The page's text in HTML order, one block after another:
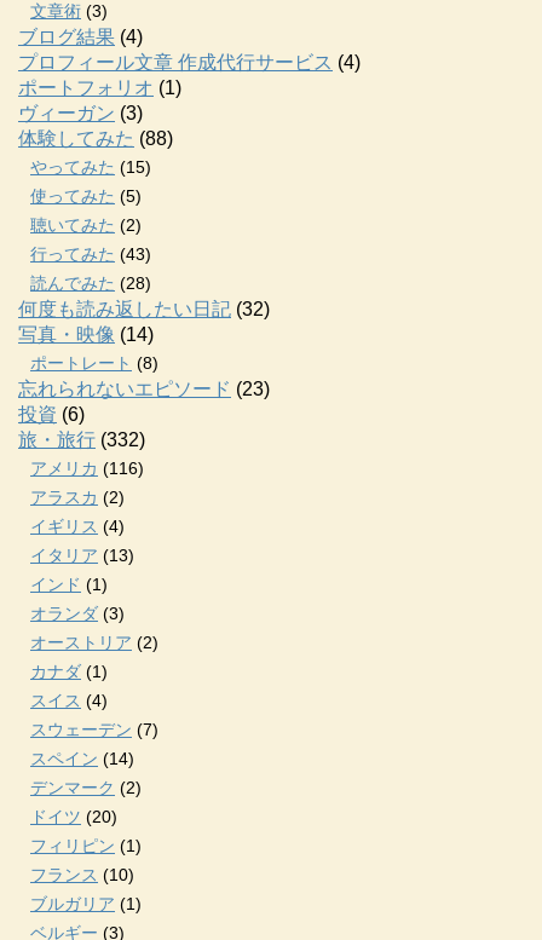
文章術 (3)
ブログ結果 (4)
プロフィール文章 作成代行サービス (4)
ポートフォリオ (1)
ヴィーガン (3)
体験してみた (88)
やってみた (15)
使ってみた (5)
聴いてみた (2)
行ってみた (43)
読んでみた (28)
何度も読み返したい日記 (32)
写真・映像 (14)
ポートレート (8)
忘れられないエピソード (23)
投資 (6)
旅・旅行 (332)
アメリカ (116)
アラスカ (2)
イギリス (4)
イタリア (13)
インド (1)
オランダ (3)
オーストリア (2)
カナダ (1)
スイス (4)
スウェーデン (7)
スペイン (14)
デンマーク (2)
ドイツ (20)
フィリピン (1)
フランス (10)
ブルガリア (1)
ベルギー (3)